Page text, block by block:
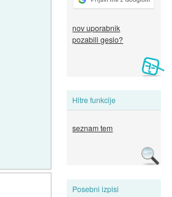
nov uporabnik
pozabili geslo?
Hitre funkcije
seznam tem
Posebni izpisi